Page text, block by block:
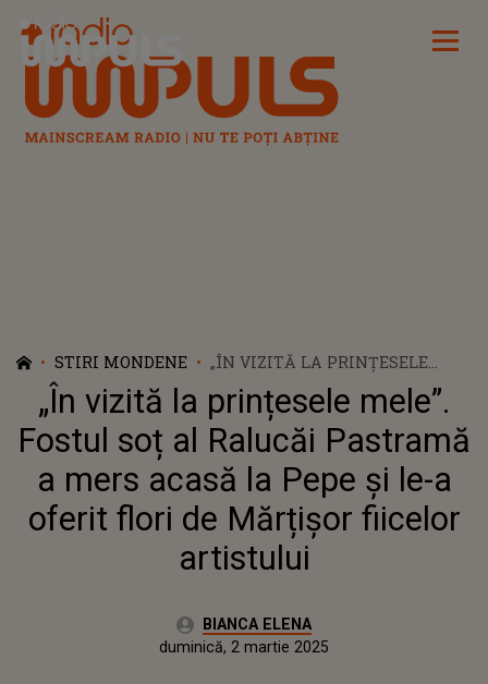
Radio Impuls
STIRI MONDENE
„ÎN VIZITĂ LA PRINȚESELE
MELE”. FOSTUL SOȚ AL
RALUCĂI PASTRAMĂ A MERS
ACASĂ LA PEPE ȘI LE-A OFERIT
FLORI DE MĂRȚIȘOR FIICELOR
ARTISTULUI
„În vizită la prințesele mele”.
Fostul soț al Ralucăi Pastramă
a mers acasă la Pepe și le-a
oferit flori de Mărțișor fiicelor
artistului
Autor:BIANCA ELENA
sâmbătă, 2 martie 2024Actualizat:
duminică, 2 martie 2025